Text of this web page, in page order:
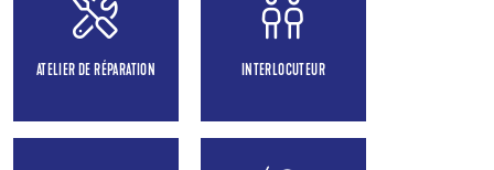
ATELIER DE RÉPARATION INTERLOCUTEUR